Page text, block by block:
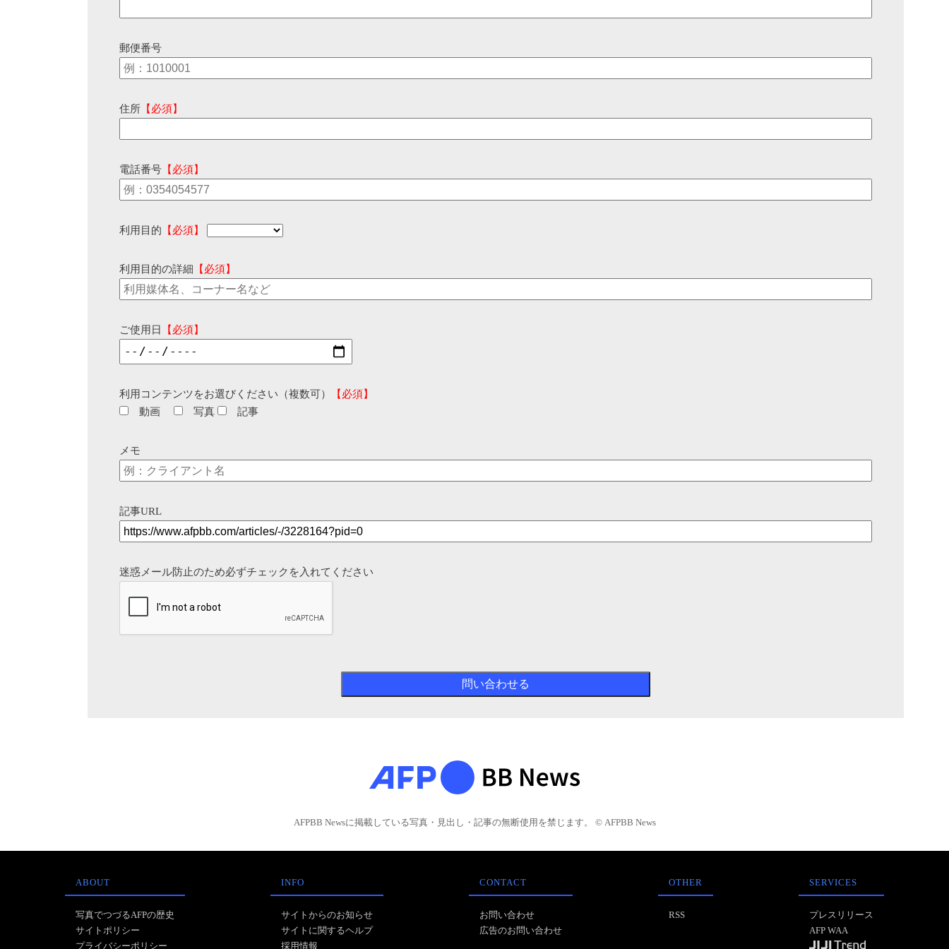
郵便番号
住所 【必須】
電話番号 【必須】
利用目的 【必須】
利用目的の詳細 【必須】
ご使用日 【必須】
利用コンテンツをお選びください（複数可）
【必須】
動画
写真 記事
メモ
記事URL
迷惑メール防止のため必ずチェックを入れてください
AFPBB Newsに掲載している写真・見出し・記事の無断使用を禁じます。 © AFPBB News
ABOUT
写真でつづるAFPの歴史
サイトポリシー
プライバシーポリシー
INFO
サイトからのお知らせ
サイトに関するヘルプ
採用情報
CONTACT
お問い合わせ
広告のお問い合わせ
OTHER
RSS
SERVICES
プレスリリース
AFP WAA